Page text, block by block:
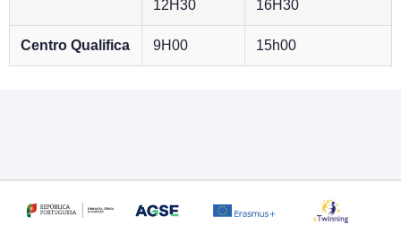
12H30 16H30
Centro Qualifica 9H00 15h00